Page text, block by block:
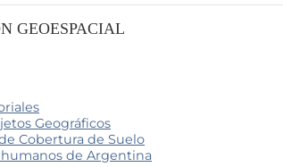
GEOESPACIAL
Geográficos
Cobertura de Suelo
de Argentina